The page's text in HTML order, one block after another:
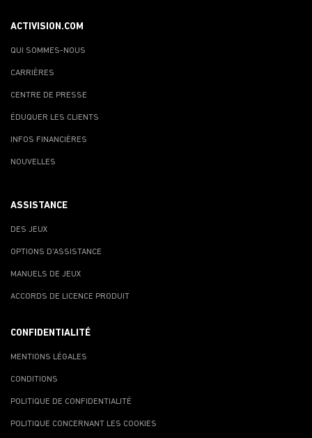
ACTIVISION.COM
QUI SOMMES-NOUS
CARRIÈRES
CENTRE DE PRESSE
ÉDUQUER LES CLIENTS
INFOS FINANCIÈRES
NOUVELLES
ASSISTANCE
DES JEUX
OPTIONS D'ASSISTANCE
MANUELS DE JEUX
ACCORDS DE LICENCE PRODUIT
CONFIDENTIALITÉ
MENTIONS LÉGALES
CONDITIONS
POLITIQUE DE CONFIDENTIALITÉ
POLITIQUE CONCERNANT LES COOKIES